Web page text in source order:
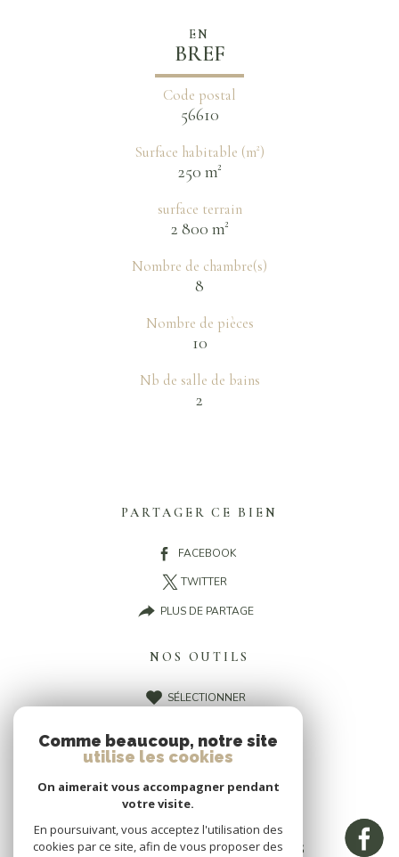
EN
BREF
Code postal
56610
Surface habitable (m²)
250 m²
surface terrain
2 800 m²
Nombre de chambre(s)
8
Nombre de pièces
10
Nb de salle de bains
2
PARTAGER CE BIEN
FACEBOOK
TWITTER
PLUS DE PARTAGE
NOS OUTILS
SÉLECTIONNER
IMPRIMER
CES BIENS PEUVENT VOUS
Comme beaucoup, notre site
utilise les cookies
On aimerait vous accompagner pendant
votre visite.
En poursuivant, vous acceptez l'utilisation des
cookies par ce site, afin de vous proposer des